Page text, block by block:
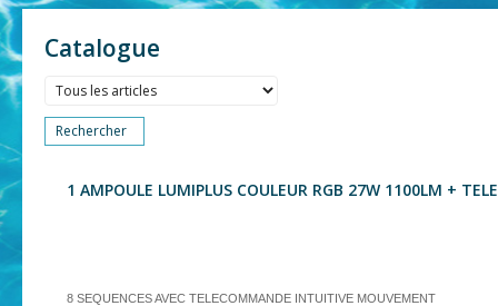
Catalogue
Rechercher
1 AMPOULE LUMIPLUS COULEUR RGB 27W 1100LM +
8 SEQUENCES AVEC TELECOMMANDE INTUITIVE MOUVEMENT